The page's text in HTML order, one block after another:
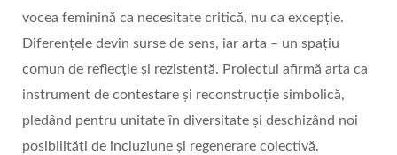
vocea feminină ca necesitate critică, nu ca excepție.
Diferențele devin surse de sens, iar arta – un spațiu
comun de reflecție și rezistență. Proiectul afirmă arta ca
instrument de contestare și reconstrucție simbolică,
pledând pentru unitate în diversitate și deschizând noi
posibilități de incluziune și regenerare colectivă.